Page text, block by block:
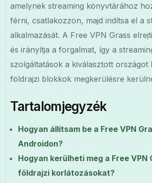
amelynek streaming könyvtárához
férni, csatlakozzon, majd indítsa el a
alkalmazását. A Free VPN Grass
és irányítja a forgalmat, így a
szolgáltatások a kiválasztott országot
földrajzi blokkok megkerülésre
Tartalomjegyzék
Hogyan állítsam be a Free VPN
Androidon?
Hogyan kerülheti meg a Free VPN
földrajzi korlátozásokat?